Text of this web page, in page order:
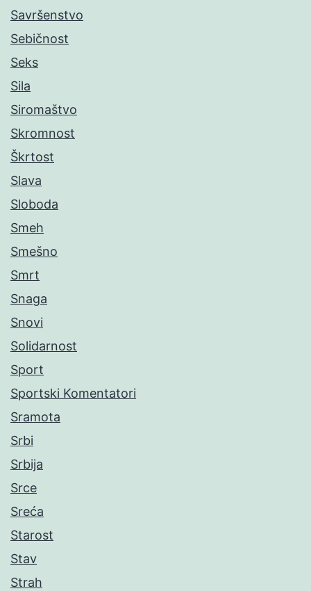
Savršenstvo
Sebičnost
Seks
Sila
Siromaštvo
Skromnost
Škrtost
Slava
Sloboda
Smeh
Smešno
Smrt
Snaga
Snovi
Solidarnost
Sport
Sportski Komentatori
Sramota
Srbi
Srbija
Srce
Sreća
Starost
Stav
Strah